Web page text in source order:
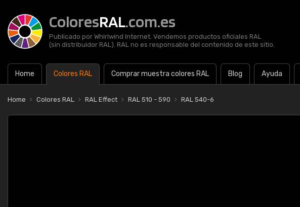
ColoresRAL.com.es
Publicado por Whirlwind Internet. Vendemos productos oficiales RAL
(sin distribuidor RAL). RAL no es responsable del contenido de este sitio.
Home Colores RAL Comprar muestra colores RAL Blog Ayuda
Home Colores RAL RAL Effect RAL 510 - 590 RAL 540-6